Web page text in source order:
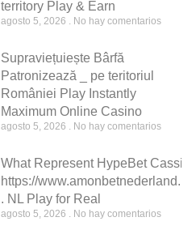
territory Play & Earn
agosto 5, 2026 No hay comentarios
Supraviețuiește Bârfă
Patronizează _ pe teritoriul
României Play Instantly
Maximum Online Casino
agosto 5, 2026 No hay comentarios
What Represent HypeBet Cassino
https://www.amonbetnederland.net/
. NL Play for Real
agosto 5, 2026 No hay comentarios